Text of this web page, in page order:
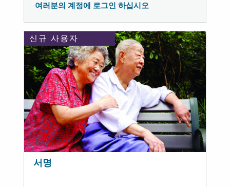
여러분의 계정에 로그인 하십시오
신규 사용자
서명